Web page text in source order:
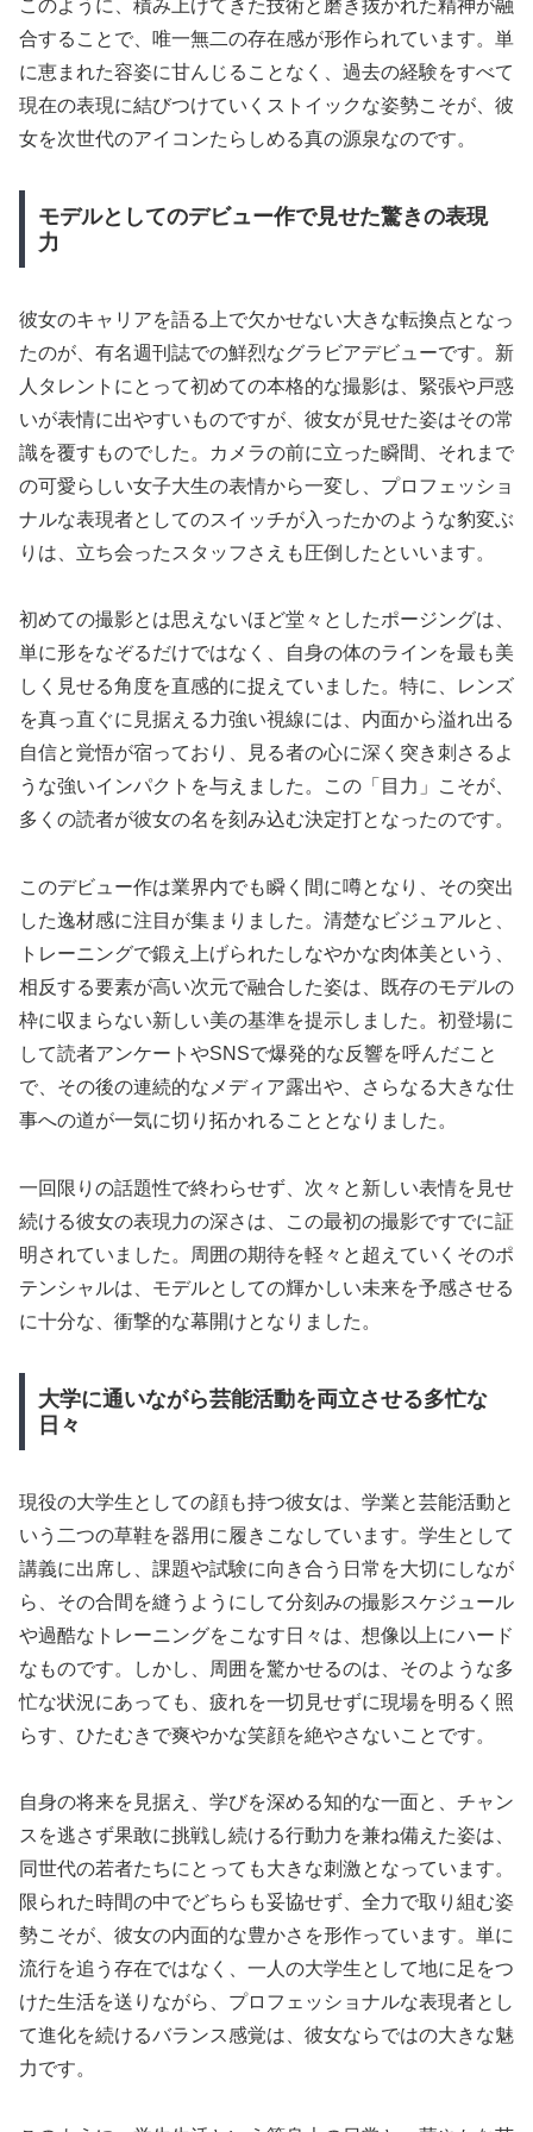
このように、積み上げてきた技術と磨き抜かれた精神が融
合することで、唯一無二の存在感が形作られています。単
に恵まれた容姿に甘んじることなく、過去の経験をすべて
現在の表現に結びつけていくストイックな姿勢こそが、彼
女を次世代のアイコンたらしめる真の源泉なのです。
モデルとしてのデビュー作で見せた驚きの表現
力
彼女のキャリアを語る上で欠かせない大きな転換点となっ
たのが、有名週刊誌での鮮烈なグラビアデビューです。新
人タレントにとって初めての本格的な撮影は、緊張や戸惑
いが表情に出やすいものですが、彼女が見せた姿はその常
識を覆すものでした。カメラの前に立った瞬間、それまで
の可愛らしい女子大生の表情から一変し、プロフェッショ
ナルな表現者としてのスイッチが入ったかのような豹変ぶ
りは、立ち会ったスタッフさえも圧倒したといいます。
初めての撮影とは思えないほど堂々としたポージングは、
単に形をなぞるだけではなく、自身の体のラインを最も美
しく見せる角度を直感的に捉えていました。特に、レンズ
を真っ直ぐに見据える力強い視線には、内面から溢れ出る
自信と覚悟が宿っており、見る者の心に深く突き刺さるよ
うな強いインパクトを与えました。この「目力」こそが、
多くの読者が彼女の名を刻み込む決定打となったのです。
このデビュー作は業界内でも瞬く間に噂となり、その突出
した逸材感に注目が集まりました。清楚なビジュアルと、
トレーニングで鍛え上げられたしなやかな肉体美という、
相反する要素が高い次元で融合した姿は、既存のモデルの
枠に収まらない新しい美の基準を提示しました。初登場に
して読者アンケートやSNSで爆発的な反響を呼んだこと
で、その後の連続的なメディア露出や、さらなる大きな仕
事への道が一気に切り拓かれることとなりました。
一回限りの話題性で終わらせず、次々と新しい表情を見せ
続ける彼女の表現力の深さは、この最初の撮影ですでに証
明されていました。周囲の期待を軽々と超えていくそのポ
テンシャルは、モデルとしての輝かしい未来を予感させる
に十分な、衝撃的な幕開けとなりました。
大学に通いながら芸能活動を両立させる多忙な
日々
現役の大学生としての顔も持つ彼女は、学業と芸能活動と
いう二つの草鞋を器用に履きこなしています。学生として
講義に出席し、課題や試験に向き合う日常を大切にしなが
ら、その合間を縫うようにして分刻みの撮影スケジュール
や過酷なトレーニングをこなす日々は、想像以上にハード
なものです。しかし、周囲を驚かせるのは、そのような多
忙な状況にあっても、疲れを一切見せずに現場を明るく照
らす、ひたむきで爽やかな笑顔を絶やさないことです。
自身の将来を見据え、学びを深める知的な一面と、チャン
スを逃さず果敢に挑戦し続ける行動力を兼ね備えた姿は、
同世代の若者たちにとっても大きな刺激となっています。
限られた時間の中でどちらも妥協せず、全力で取り組む姿
勢こそが、彼女の内面的な豊かさを形作っています。単に
流行を追う存在ではなく、一人の大学生として地に足をつ
けた生活を送りながら、プロフェッショナルな表現者とし
て進化を続けるバランス感覚は、彼女ならではの大きな魅
力です。